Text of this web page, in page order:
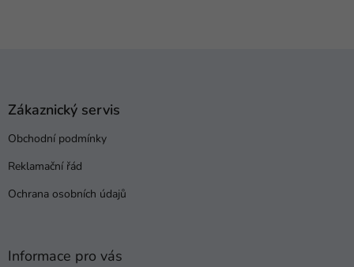
Zákaznický servis
Obchodní podmínky
Reklamační řád
Ochrana osobních údajů
Informace pro vás